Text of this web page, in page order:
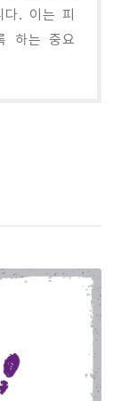
. 이는 피
하는 중요